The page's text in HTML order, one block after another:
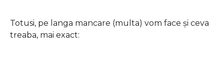
Totusi, pe langa mancare (multa) vom face și ceva
treaba, mai exact: